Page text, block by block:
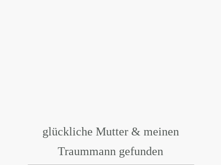
glückliche Mutter & meinen
Traummann gefunden